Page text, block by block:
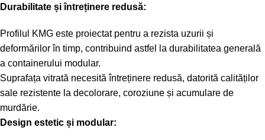
Durabilitate și întreținere redusă:
Profilul KMG este proiectat pentru a rezista uzurii și
deformărilor în timp, contribuind astfel la durabilitatea generală
a containerului modular.
Suprafața vitrată necesită întreținere redusă, datorită calităților
sale rezistente la decolorare, coroziune și acumulare de
murdărie.
Design estetic și modular: